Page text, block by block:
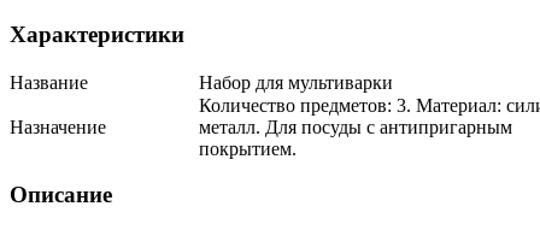
Характеристики
Название Набор для мультиварки
Назначение
Количество предметов: 3. Материал:
металл. Для посуды с антипригарным
покрытием.
Описание